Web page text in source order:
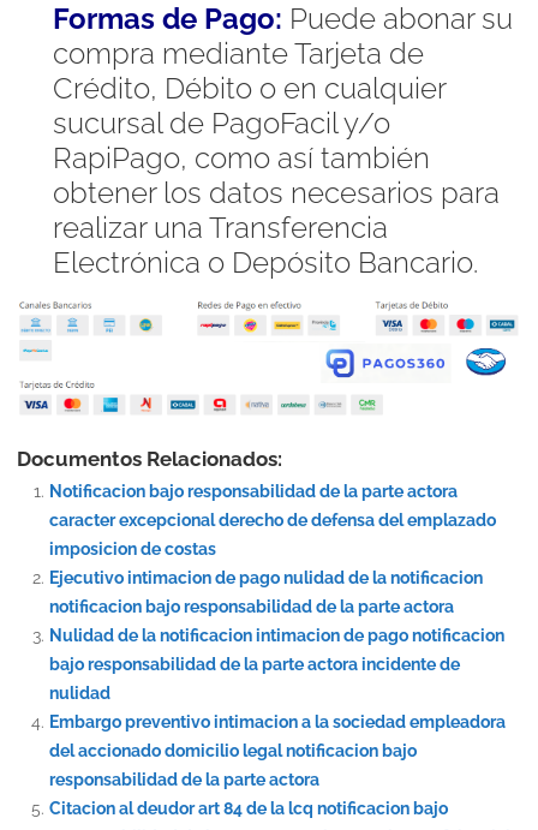
Formas de Pago: Puede abonar su
compra mediante Tarjeta de
Crédito, Débito o en cualquier
sucursal de PagoFacil y/o
RapiPago, como así también
obtener los datos necesarios para
realizar una Transferencia
Electrónica o Depósito Bancario.
Documentos Relacionados:
Notificacion bajo responsabilidad de la parte actora
caracter excepcional derecho de defensa del emplazado
imposicion de costas
Ejecutivo intimacion de pago nulidad de la notificacion
notificacion bajo responsabilidad de la parte actora
Nulidad de la notificacion intimacion de pago notificacion
bajo responsabilidad de la parte actora incidente de
nulidad
Embargo preventivo intimacion a la sociedad empleadora
del accionado domicilio legal notificacion bajo
responsabilidad de la parte actora
Citacion al deudor art 84 de la lcq notificacion bajo